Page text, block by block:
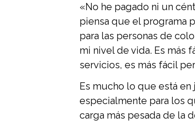
«No he pagado ni un
piensa que el programa
para las personas de
mi nivel de vida. Es más
servicios, es más fácil
Es mucho lo que está
especialmente para los
carga más pesada de la